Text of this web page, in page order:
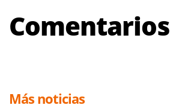
Comentarios
Más noticias